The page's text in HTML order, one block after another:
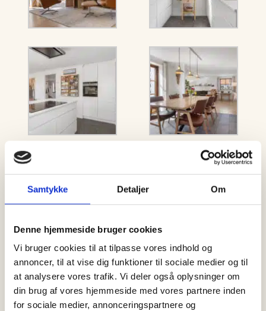
Samtykke Detaljer Om
Denne hjemmeside bruger cookies
Vi bruger cookies til at tilpasse vores indhold og
annoncer, til at vise dig funktioner til sociale medier og til
at analysere vores trafik. Vi deler også oplysninger om
din brug af vores hjemmeside med vores partnere inden
for sociale medier, annonceringspartnere og
DU KAN BLIVE MEGET KLOGERE PÅ
DENNE BOLIG SAMT SE ENDNU FLERE
BILLEDERHOS HOME